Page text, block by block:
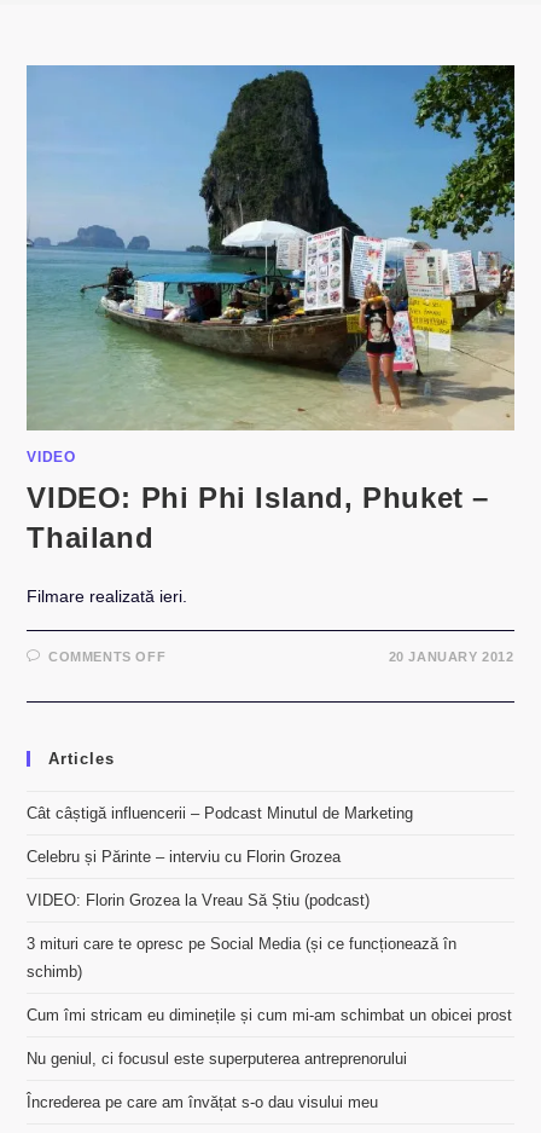
VIDEO
VIDEO: Phi Phi Island, Phuket –
Thailand
Filmare realizată ieri.
COMMENTS OFFON
PHI
20 JANUARY 2012
Articles
Cât câștigă influencerii – Podcast Minutul de Marketing
Celebru și Părinte – interviu cu Florin Grozea
VIDEO: Florin Grozea la Vreau Să Știu (podcast)
3 mituri care te opresc pe Social Media (și ce funcționează în
schimb)
Cum îmi stricam eu diminețile și cum mi-am schimbat un obicei prost
Nu geniul, ci focusul este superputerea antreprenorului
Încrederea pe care am învățat s-o dau visului meu